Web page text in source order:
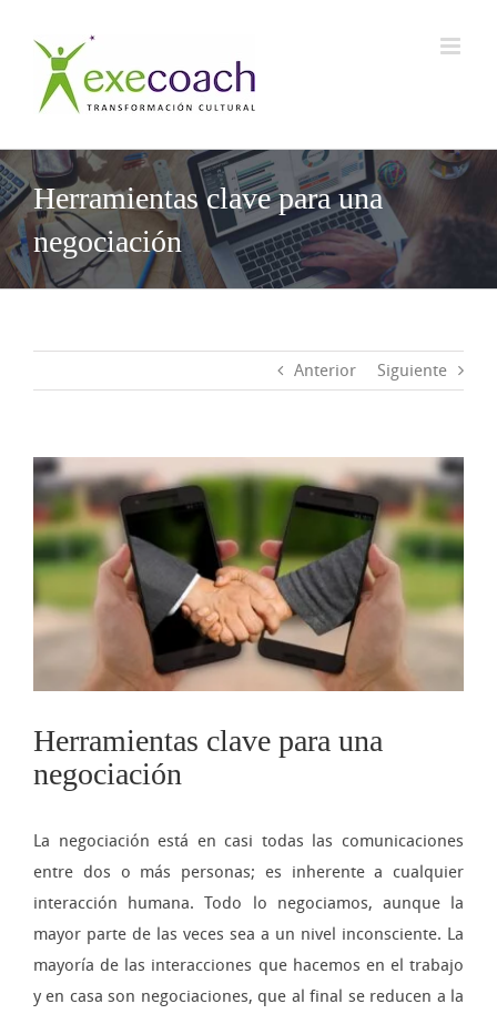
contenido
Herramientas clave para una
negociación
Anterior Siguiente
Ver
imagen
más
grande
Herramientas clave para una
negociación
La negociación está en casi todas las comunicaciones
entre dos o más personas; es inherente a cualquier
interacción humana. Todo lo negociamos, aunque la
mayor parte de las veces sea a un nivel inconsciente. La
mayoría de las interacciones que hacemos en el trabajo
y en casa son negociaciones, que al final se reducen a la